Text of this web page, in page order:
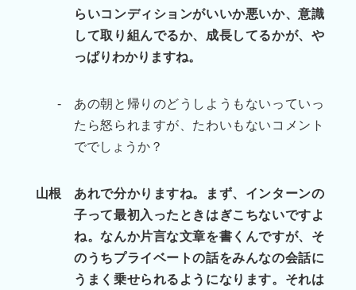
らいコンディションがいいか悪いか、意識
して取り組んでるか、成長してるかが、や
っぱりわかりますね。
-
あの朝と帰りのどうしようもないっていっ
たら怒られますが、たわいもないコメント
ででしょうか？
山根
あれで分かりますね。まず、インターンの
子って最初入ったときはぎこちないですよ
ね。なんか片言な文章を書くんですが、そ
のうちプライベートの話をみんなの会話に
うまく乗せられるようになります。それは